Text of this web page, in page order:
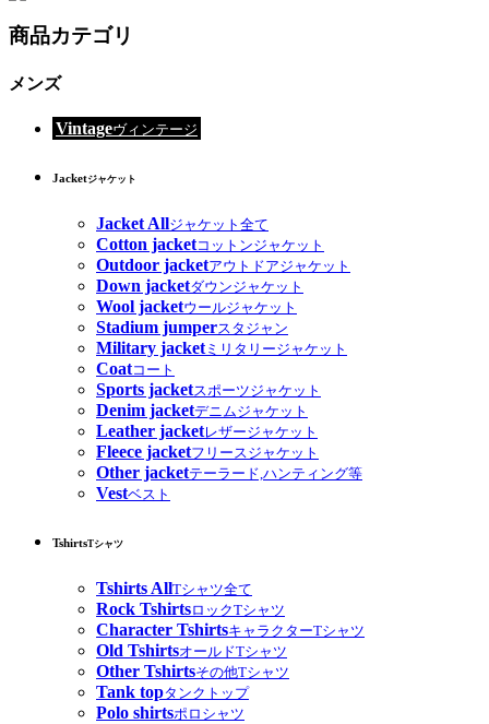
商品カテゴリ
メンズ
Vintageヴィンテージ
Jacketジャケット
Jacket Allジャケット全て
Cotton jacketコットンジャケット
Outdoor jacketアウトドアジャケット
Down jacketダウンジャケット
Wool jacketウールジャケット
Stadium jumperスタジャン
Military jacketミリタリージャケット
Coatコート
Sports jacketスポーツジャケット
Denim jacketデニムジャケット
Leather jacketレザージャケット
Fleece jacketフリースジャケット
Other jacketテーラード,ハンティング等
Vestベスト
TshirtsTシャツ
Tshirts AllTシャツ全て
Rock TshirtsロックTシャツ
Character TshirtsキャラクターTシャツ
Old TshirtsオールドTシャツ
Other Tshirtsその他Tシャツ
Tank topタンクトップ
Polo shirtsポロシャツ